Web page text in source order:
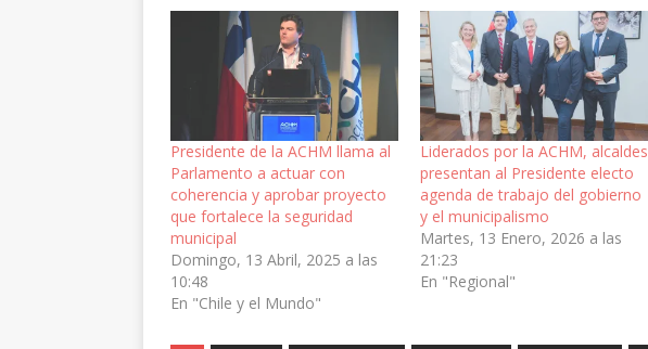
Presidente de la ACHM llama al
Parlamento a actuar con
coherencia y aprobar proyecto
que fortalece la seguridad
municipal
Domingo, 13 Abril, 2025 a las
10:48
En "Chile y el Mundo"
Liderados por la ACHM, alcaldes
presentan al Presidente electo
agenda de trabajo del gobierno
y el municipalismo
Martes, 13 Enero, 2026 a las
21:23
En "Regional"